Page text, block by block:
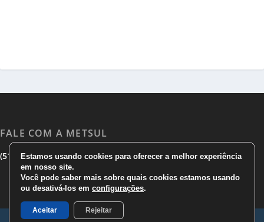
FALE COM A METSUL
(51) 3533 1983|(51)3785 7752| comercial@metsul.com
Estamos usando cookies para oferecer a melhor experiência
em nosso site.
Você pode saber mais sobre quais cookies estamos usando
ou desativá-los em configurações.
Aceitar Rejeitar